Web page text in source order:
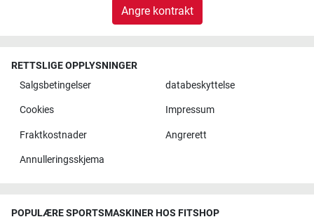
Angre kontrakt
RETTSLIGE OPPLYSNINGER
Salgsbetingelser
databeskyttelse
Cookies Impressum
Fraktkostnader Angrerett
Annulleringsskjema
POPULÆRE SPORTSMASKINER HOS FITSHOP